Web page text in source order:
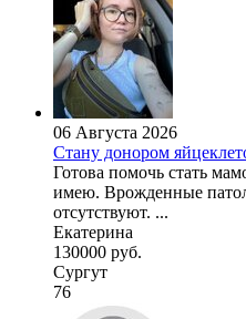
06 Августа 2026
Стану донором
Готова помочь стать
имею. Врожденные
отсутствуют. ...
Екатерина
130000 руб.
Сургут
76